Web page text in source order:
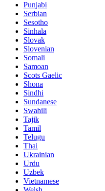
Punjabi
Serbian
Sesotho
Sinhala
Slovak
Slovenian
Somali
Samoan
Scots Gaelic
Shona
Sindhi
Sundanese
Swahili
Tajik
Tamil
Telugu
Thai
Ukrainian
Urdu
Uzbek
Vietnamese